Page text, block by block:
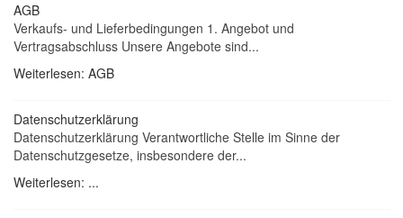
AGB
Verkaufs- und Lieferbedingungen 1. Angebot und
Vertragsabschluss Unsere Angebote sind...
Weiterlesen: AGB
Datenschutzerklärung
Datenschutzerklärung Verantwortliche Stelle im Sinne der
Datenschutzgesetze, insbesondere der...
Weiterlesen: ...